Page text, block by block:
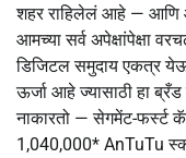
शहर राहिलेलं आहे — आणि
आमच्या सर्व अपेक्षांपेक्षा
डिजिटल समुदाय एकत्र
ऊर्जा आहे ज्यासाठी हा
नाकारतो — सेगमेंट-फर्स्ट
1,040,000* AnTuTu